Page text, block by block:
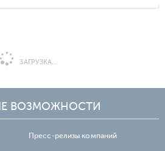
ЗАГРУЗКА...
ВОЗМОЖНОСТИ
Пресс-релизы компаний